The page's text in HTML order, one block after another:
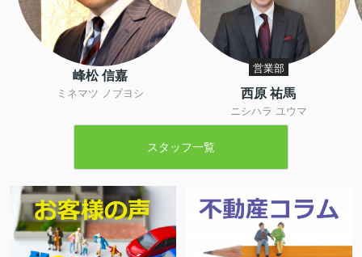
峰松 信嘉
ミネマツ ノブヨシ
営業部
西原 祐馬
ニシハラ ユウマ
スタッフ一覧